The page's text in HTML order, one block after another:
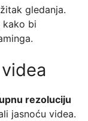
gledanja.
kako bi
rezoluciju
jasnoću videa.